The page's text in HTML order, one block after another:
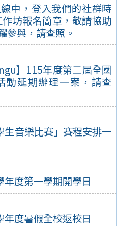
中，登入我們的社群時
坊報名簡章，敬請協助
參與，請查照。
】115年度第二屆全國
動延期辦理一案，請查
音樂比賽」賽程安排一
度第一學期開學日
度暑假全校返校日